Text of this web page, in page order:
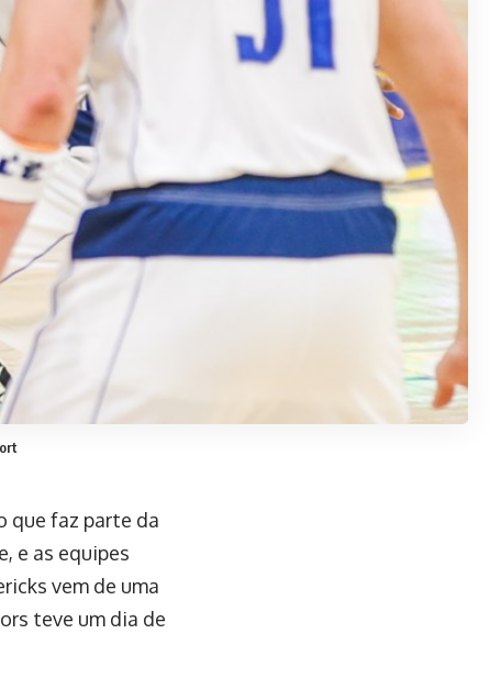
que faz parte da
e as equipes
vem de uma
teve um dia de